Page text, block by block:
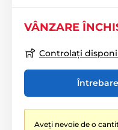
VÂNZARE
Controlați
Aveți nevoie de o